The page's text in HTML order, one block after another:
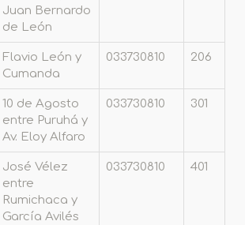
Juan Bernardo
de León
Flavio León y
Cumanda
033730810 206
10 de Agosto
entre Puruhá y
Av. Eloy Alfaro
033730810 301
José Vélez
entre
Rumichaca y
García Avilés
033730810 401